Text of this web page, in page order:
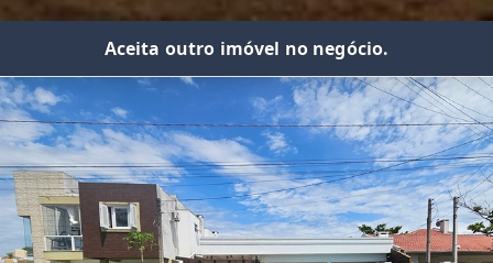
Aceita outro imóvel no negócio.